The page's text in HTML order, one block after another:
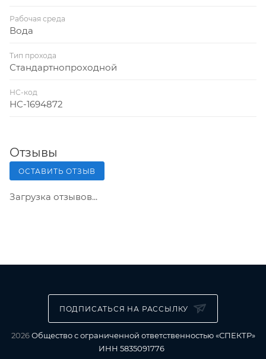
Рабочая среда
Вода
Тип прохода
Стандартнопроходной
НС-код
НС-1694872
Отзывы
ОСТАВИТЬ ОТЗЫВ
Загрузка отзывов...
ПОДПИСАТЬСЯ НА РАССЫЛКУ
2026Общество с ограниченной ответственностью «СПЕКТР»
ИНН 5835091776